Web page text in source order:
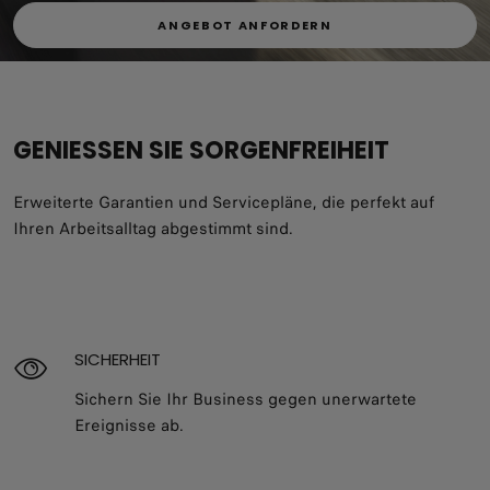
ANGEBOT ANFORDERN
GENIESSEN SIE SORGENFREIHEIT
Erweiterte Garantien und Servicepläne, die perfekt auf
Ihren Arbeitsalltag abgestimmt sind.
SICHERHEIT
Sichern Sie Ihr Business gegen unerwartete
Ereignisse ab.